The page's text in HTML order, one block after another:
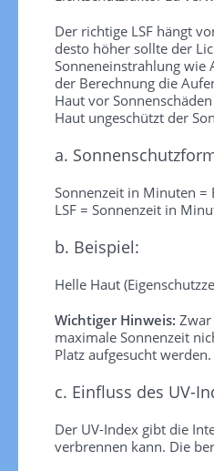
Der richtige LSF hängt
desto höher sollte der
Sonneneinstrahlung wie
der Berechnung die
Haut vor
Haut ungeschützt der
a.
Sonnenzeit in Minuten =
LSF = Sonnenzeit in
b. Beispiel:
Helle Haut
Wichtiger Hinweis:
maximale Sonnenzeit
Platz aufgesucht werden.
c. Einfluss des UV-
Der UV-Index gibt die
verbrennen kann. Die